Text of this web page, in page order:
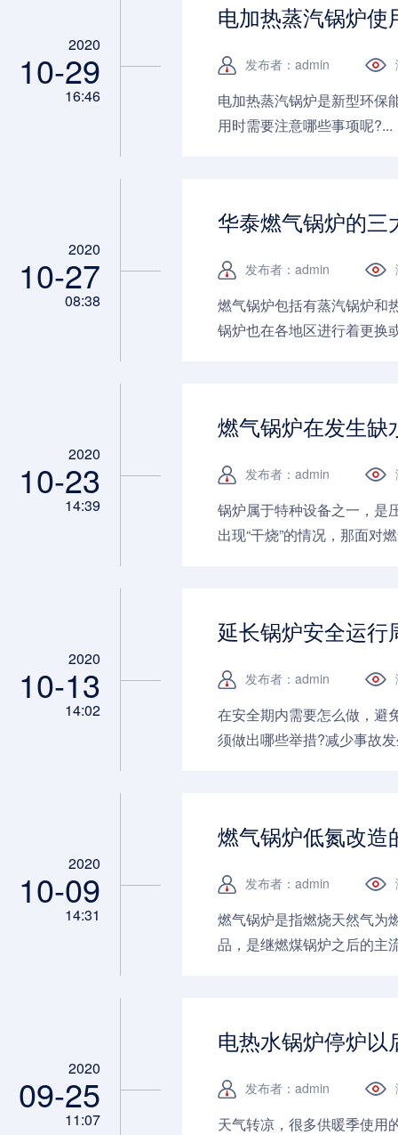
2020
10-29
16:46
电加热蒸汽锅炉使
发布者：admin
电加热蒸汽锅炉是新型环保
用时需要注意哪些事项呢?...
2020
10-27
08:38
华泰燃气锅炉的三
发布者：admin
燃气锅炉包括有蒸汽锅炉和
锅炉也在各地区进行着更换
2020
10-23
14:39
燃气锅炉在发生缺
发布者：admin
锅炉属于特种设备之一，是
出现“干烧”的情况，那面对
2020
10-13
14:02
延长锅炉安全运
发布者：admin
在安全期内需要怎么做，避
须做出哪些举措?减少事故
2020
10-09
14:31
燃气锅炉低氮改造
发布者：admin
燃气锅炉是指燃烧天然气为
品，是继燃煤锅炉之后的主
2020
09-25
11:07
电热水锅炉停炉以
发布者：admin
天气转凉，很多供暖季使用